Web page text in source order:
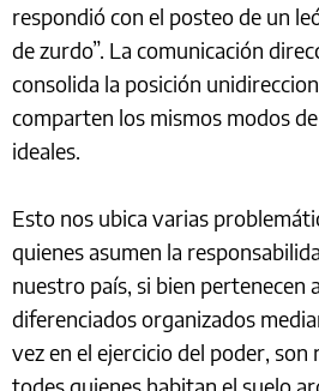
respondió con el posteo de un
de zurdo”. La comunicación
consolida la posición
comparten los mismos modos
ideales.
Esto nos ubica varias
quienes asumen la
nuestro país, si bien pertenecen
diferenciados organizados
vez en el ejercicio del poder,